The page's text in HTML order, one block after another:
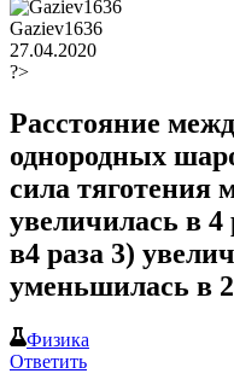
Gaziev1636
27.04.2020
?>
Расстояние
однородных
сила тяготения
увеличилась в
в4 раза 3)
уменьшилась в 2
Физика
Ответить